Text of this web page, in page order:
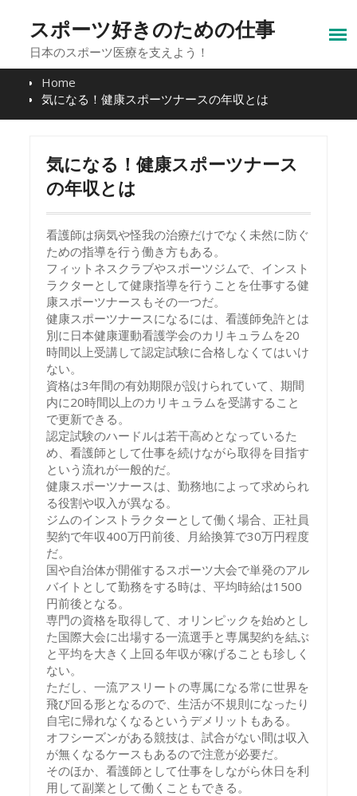
contentスポーツ好きのための仕事
日本のスポーツ医療を支えよう！
Home
気になる！健康スポーツナースの年収とは
気になる！健康スポーツナース
の年収とは
看護師は病気や怪我の治療だけでなく未然に防ぐ
ための指導を行う働き方もある。
フィットネスクラブやスポーツジムで、インスト
ラクターとして健康指導を行うことを仕事する健
康スポーツナースもその一つだ。
健康スポーツナースになるには、看護師免許とは
別に日本健康運動看護学会のカリキュラムを20
時間以上受講して認定試験に合格しなくてはいけ
ない。
資格は3年間の有効期限が設けられていて、期間
内に20時間以上のカリキュラムを受講すること
で更新できる。
認定試験のハードルは若干高めとなっているた
め、看護師として仕事を続けながら取得を目指す
という流れが一般的だ。
健康スポーツナースは、勤務地によって求められ
る役割や収入が異なる。
ジムのインストラクターとして働く場合、正社員
契約で年収400万円前後、月給換算で30万円程度
だ。
国や自治体が開催するスポーツ大会で単発のアル
バイトとして勤務をする時は、平均時給は1500
円前後となる。
専門の資格を取得して、オリンピックを始めとし
た国際大会に出場する一流選手と専属契約を結ぶ
と平均を大きく上回る年収が稼げることも珍しく
ない。
ただし、一流アスリートの専属になる常に世界を
飛び回る形となるので、生活が不規則になったり
自宅に帰れなくなるというデメリットもある。
オフシーズンがある競技は、試合がない間は収入
が無くなるケースもあるので注意が必要だ。
そのほか、看護師として仕事をしながら休日を利
用して副業として働くこともできる。